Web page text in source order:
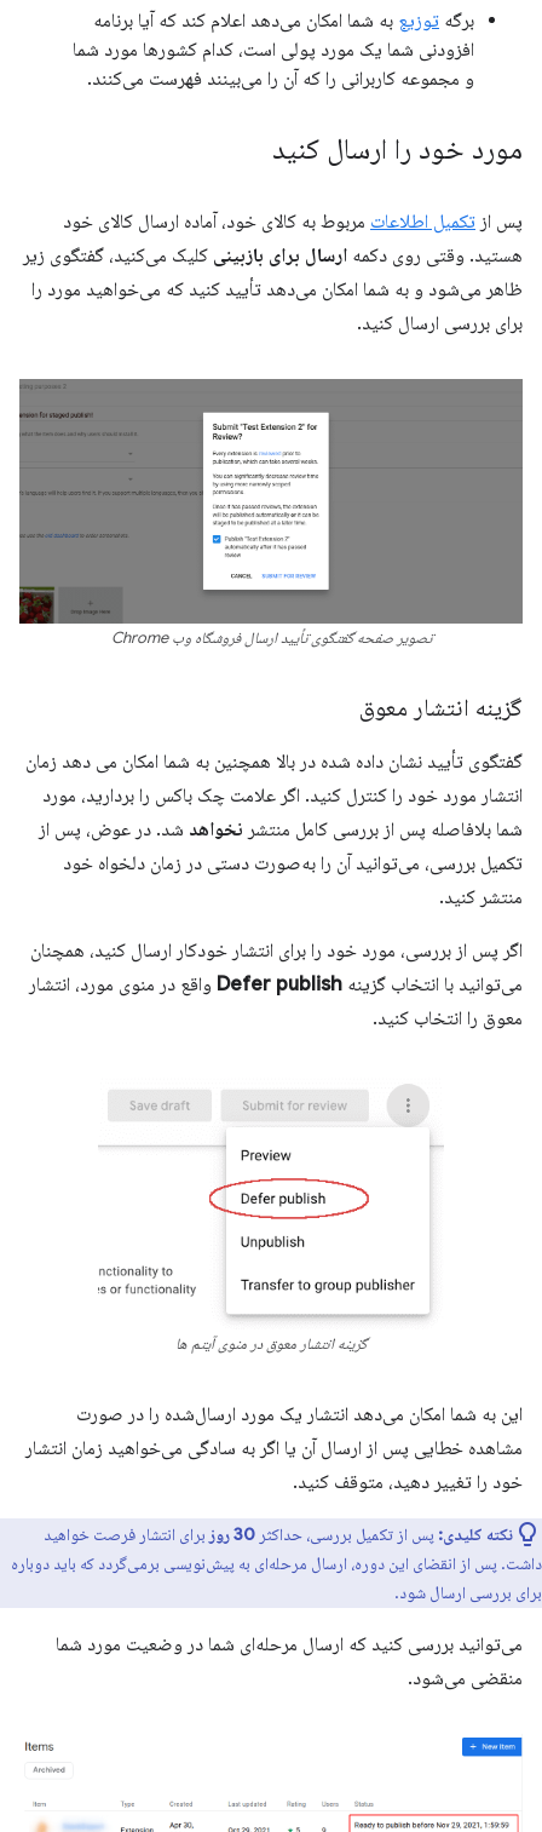
برگه توزیع به شما امکان می‌دهد اعلام کند که آیا برنامه
افزودنی شما یک مورد پولی است، کدام کشورها مورد شما
و مجموعه کاربرانی را که آن را می‌بینند فهرست می‌کنند.
مورد خود را ارسال کنید
پس از تکمیل اطلاعات مربوط به کالای خود، آماده ارسال کالای خود
هستید. وقتی روی دکمه ارسال برای بازبینی کلیک می‌کنید، گفتگوی زیر
ظاهر می‌شود و به شما امکان می‌دهد تأیید کنید که می‌خواهید مورد را
برای بررسی ارسال کنید.
تصویر صفحه گفتگوی تأیید ارسال فروشگاه وب Chrome
گزینه انتشار معوق
گفتگوی تأیید نشان داده شده در بالا همچنین به شما امکان می دهد زمان
انتشار مورد خود را کنترل کنید. اگر علامت چک باکس را بردارید، مورد
شما بلافاصله پس از بررسی کامل منتشر نخواهد شد. در عوض، پس از
تکمیل بررسی، می‌توانید آن را به‌صورت دستی در زمان دلخواه خود
منتشر کنید.
اگر پس از بررسی، مورد خود را برای انتشار خودکار ارسال کنید، همچنان
می‌توانید با انتخاب گزینه Defer publish واقع در منوی مورد، انتشار
معوق را انتخاب کنید.
گزینه انتشار معوق در منوی آیتم ها
این به شما امکان می‌دهد انتشار یک مورد ارسال‌شده را در صورت
مشاهده خطایی پس از ارسال آن یا اگر به سادگی می‌خواهید زمان انتشار
خود را تغییر دهید، متوقف کنید.
نکته کلیدی: پس از تکمیل بررسی، حداکثر 30 روز
برای انتشار فرصت خواهید
داشت. پس از انقضای این دوره، ارسال مرحله‌ای به پیش‌نویسی برمی‌گردد که باید دوباره
برای بررسی ارسال شود.
می‌توانید بررسی کنید که ارسال مرحله‌ای شما در وضعیت مورد شما
منقضی می‌شود.